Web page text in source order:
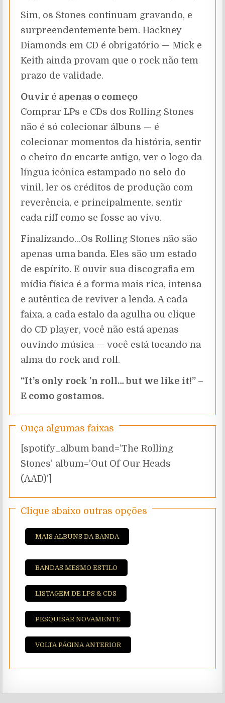
Sim, os Stones continuam gravando, e
surpreendentemente bem. Hackney
Diamonds em CD é obrigatório — Mick e
Keith ainda provam que o rock não tem
prazo de validade.
Ouvir é apenas o começo
Comprar LPs e CDs dos Rolling Stones
não é só colecionar álbuns — é
colecionar momentos da história, sentir
o cheiro do encarte antigo, ver o logo da
língua icônica estampado no selo do
vinil, ler os créditos de produção com
reverência, e principalmente, sentir
cada riff como se fosse ao vivo.
Finalizando…Os Rolling Stones não são
apenas uma banda. Eles são um estado
de espírito. E ouvir sua discografia em
mídia física é a forma mais rica, intensa
e autêntica de reviver a lenda. A cada
faixa, a cada estalo da agulha ou clique
do CD player, você não está apenas
ouvindo música — você está tocando na
alma do rock and roll.
“It’s only rock ’n roll… but we like it!” –
E como gostamos.
Ouça algumas faixas
[spotify_album band=’The Rolling
Stones’ album=’Out Of Our Heads
(AAD)’]
Clique abaixo outras opções
MAIS ALBUNS DA BANDA
BANDAS MESMO ESTILO
LISTAGEM DE LPS & CDS
PESQUISAR NOVAMENTE
VOLTA PÁGINA ANTERIOR